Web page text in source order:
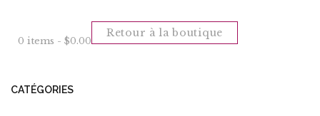
0 items - $0.00
Retour à la boutique
CATÉGORIES